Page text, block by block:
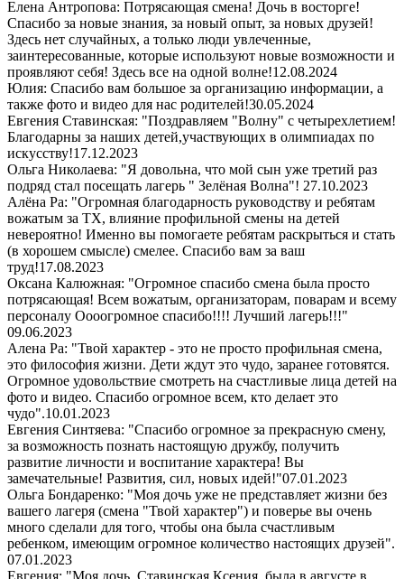
Елена Антропова: Потрясающая смена! Дочь в восторге!
Спасибо за новые знания, за новый опыт, за новых друзей!
Здесь нет случайных, а только люди увлеченные,
заинтересованные, которые используют новые возможности и
проявляют себя! Здесь все на одной волне!12.08.2024
Юлия: Спасибо вам большое за организацию информации, а
также фото и видео для нас родителей!30.05.2024
Евгения Ставинская: "Поздравляем "Волну" с четырехлетием!
Благодарны за наших детей,участвующих в олимпиадах по
искусству!17.12.2023
Ольга Николаева: "Я довольна, что мой сын уже третий раз
подряд стал посещать лагерь " Зелёная Волна"! 27.10.2023
Алёна Ра: "Огромная благодарность руководству и ребятам
вожатым за ТХ, влияние профильной смены на детей
невероятно! Именно вы помогаете ребятам раскрыться и стать
(в хорошем смысле) смелее. Спасибо вам за ваш
труд!17.08.2023
Оксана Калюжная: "Огромное спасибо смена была просто
потрясающая! Всем вожатым, организаторам, поварам и всему
персоналу Оооогромное спасибо!!!! Лучший лагерь!!!"
09.06.2023
Алена Ра: "Твой характер - это не просто профильная смена,
это философия жизни. Дети ждут это чудо, заранее готовятся.
Огромное удовольствие смотреть на счастливые лица детей на
фото и видео. Спасибо огромное всем, кто делает это
чудо".10.01.2023
Евгения Синтяева: "Спасибо огромное за прекрасную смену,
за возможность познать настоящую дружбу, получить
развитие личности и воспитание характера! Вы
замечательные! Развития, сил, новых идей!"07.01.2023
Ольга Бондаренко: "Моя дочь уже не представляет жизни без
вашего лагеря (смена "Твой характер") и поверье вы очень
много сделали для того, чтобы она была счастливым
ребенком, имеющим огромное количество настоящих друзей".
07.01.2023
Евгения: "Моя дочь, Ставинская Ксения, была в августе в